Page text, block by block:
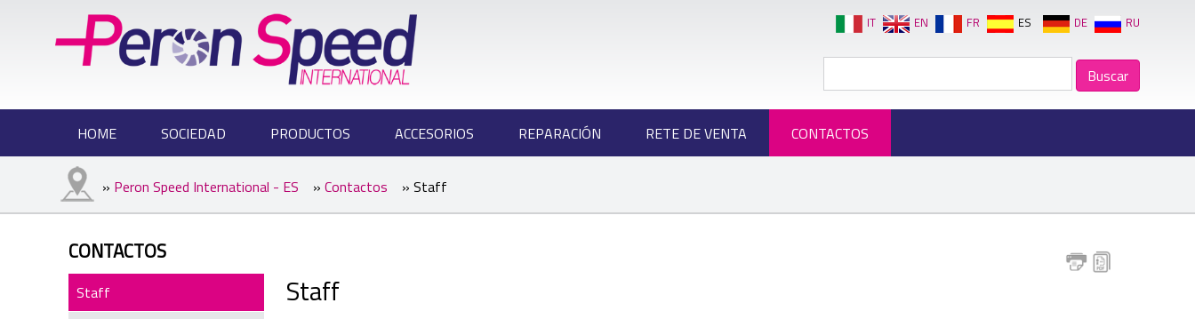
IT EN FR ES DE RU
HOME SOCIEDAD PRODUCTOS ACCESORIOS REPARACIÓN RETE DE VENTA CONTACTOS
» Peron Speed International - ES » Contactos » Staff
Staff
CONTACTOS
Staff